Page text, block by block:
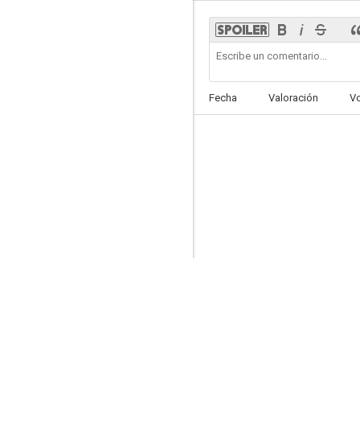
7.0
Fecha Valoración